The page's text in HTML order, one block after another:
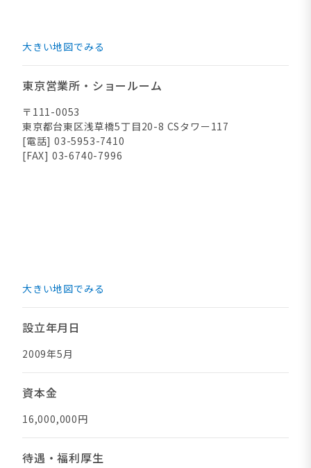
大きい地図でみる
東京営業所・ショールーム
〒111-0053
東京都台東区浅草橋5丁目20-8 CSタワー117
[電話] 03-5953-7410
[FAX] 03-6740-7996
大きい地図でみる
設立年月日
2009年5月
資本金
16,000,000円
待遇・福利厚生